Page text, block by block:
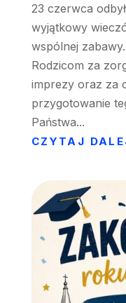
23 czerwca
wyjątkowy
wspólnej
Rodzicom za
imprezy oraz za
przygotowanie
Państwa...
CZYTAJ